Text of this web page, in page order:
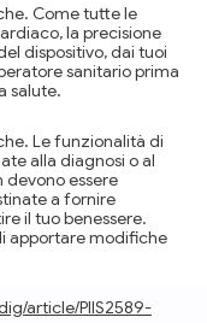
Come tutte le
la precisione
dispositivo, dai tuoi
sanitario prima
salute.
Le funzionalità di
alla diagnosi o al
essere
a fornire
il tuo benessere.
apportare modifiche
article/PIIS2589-